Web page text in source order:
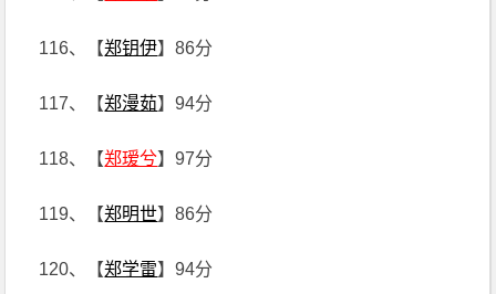
116、【郑钥伊】86分
117、【郑漫茹】94分
118、【郑瑷兮】97分
119、【郑明世】86分
120、【郑学雷】94分